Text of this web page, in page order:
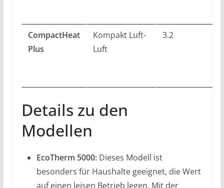
CompactHeat
Plus
Kompakt Luft-
Luft
3.2
Details zu den
Modellen
EcoTherm 5000:Dieses Modell ist
besonders für Haushalte geeignet, die Wert
auf einen leisen Betrieb legen. Mit der